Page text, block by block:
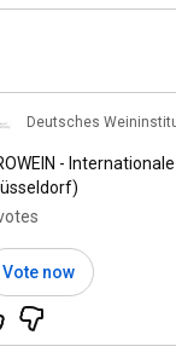
Deutsches
-
Vote now